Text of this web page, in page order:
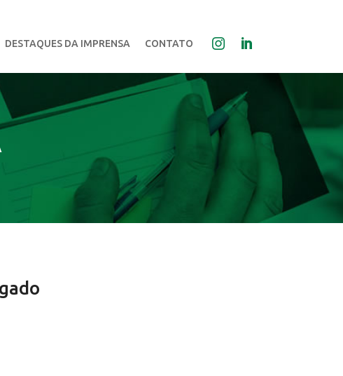
DESTAQUES DA IMPRENSA CONTATO